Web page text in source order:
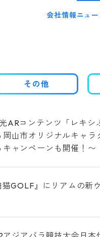
会社情報ニュー
その他
ARコンテンツ「レキ
山市オリジナルキャ
ャンペーンも開催！〜
GOLF』にリアムの新